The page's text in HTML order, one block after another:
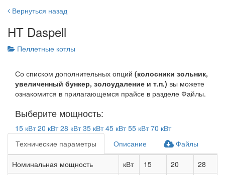
Вернуться назад
HT Daspell
Пеллетные котлы
Со списком дополнительных опций (колосники зольник,
увеличенный бункер, золоудаление и т.п.) вы можете
ознакомится в прилагающемся прайсе в разделе Файлы.
Выберите мощность:
15 кВт 20 кВт 28 кВт 35 кВт 45 кВт 55 кВт 70 кВт
Технические параметры
Описание Файлы
Номинальная мощность кВт 15 20
28